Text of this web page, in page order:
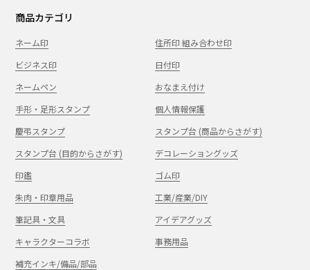
商品カテゴリ
ネーム印
住所印 組み合わせ印
ビジネス印
日付印
ネームペン
おなまえ付け
手形・足形スタンプ
個人情報保護
慶弔スタンプ
スタンプ台 (商品からさがす)
スタンプ台 (目的からさがす)
デコレーショングッズ
印鑑
ゴム印
朱肉・印章用品
工業/産業/DIY
筆記具・文具
アイデアグッズ
キャラクターコラボ
事務用品
補充インキ/備品/部品